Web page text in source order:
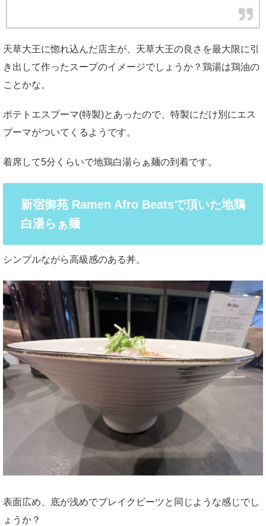
天草大王に惚れ込んだ店主が、天草大王の良さを最大限に引
き出して作ったスープのイメージでしょうか？鶏湯は鶏油の
ことかな。
ポテトエスプーマ(特製)とあったので、特製にだけ別にエス
プーマがついてくるようです。
着席して5分くらいで地鶏白湯らぁ麺の到着です。
新宿御苑 Ramen Afro Beatsで頂いた地鶏
白湯らぁ麺
シンプルながら高級感のある丼。
表面広め、底が浅めでブレイクビーツと同じような感じでし
ょうか？